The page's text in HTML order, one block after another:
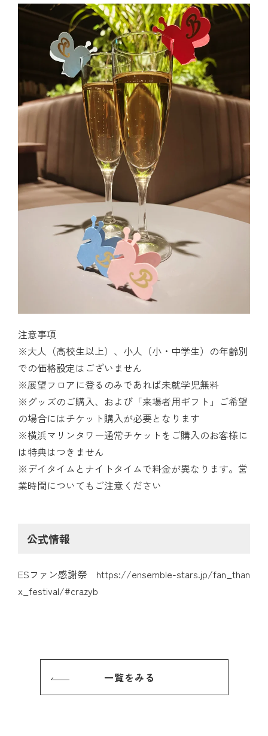
注意事項
※大人（高校生以上）、小人（小・中学生）の年齢別
での価格設定はございません
※展望フロアに登るのみであれば未就学児無料
※グッズのご購入、および「来場者用ギフト」ご希望
の場合にはチケット購入が必要となります
※横浜マリンタワー通常チケットをご購入のお客様に
は特典はつきません
※デイタイムとナイトタイムで料金が異なります。営
業時間についてもご注意ください
公式情報
ESファン感謝祭 https://ensemble-stars.jp/fan_than
x_festival/#crazyb
一覧をみる